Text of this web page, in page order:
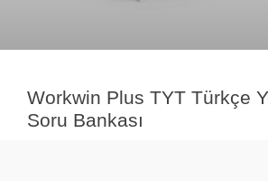
Workwin Plus TYT Türkçe
Soru Bankası